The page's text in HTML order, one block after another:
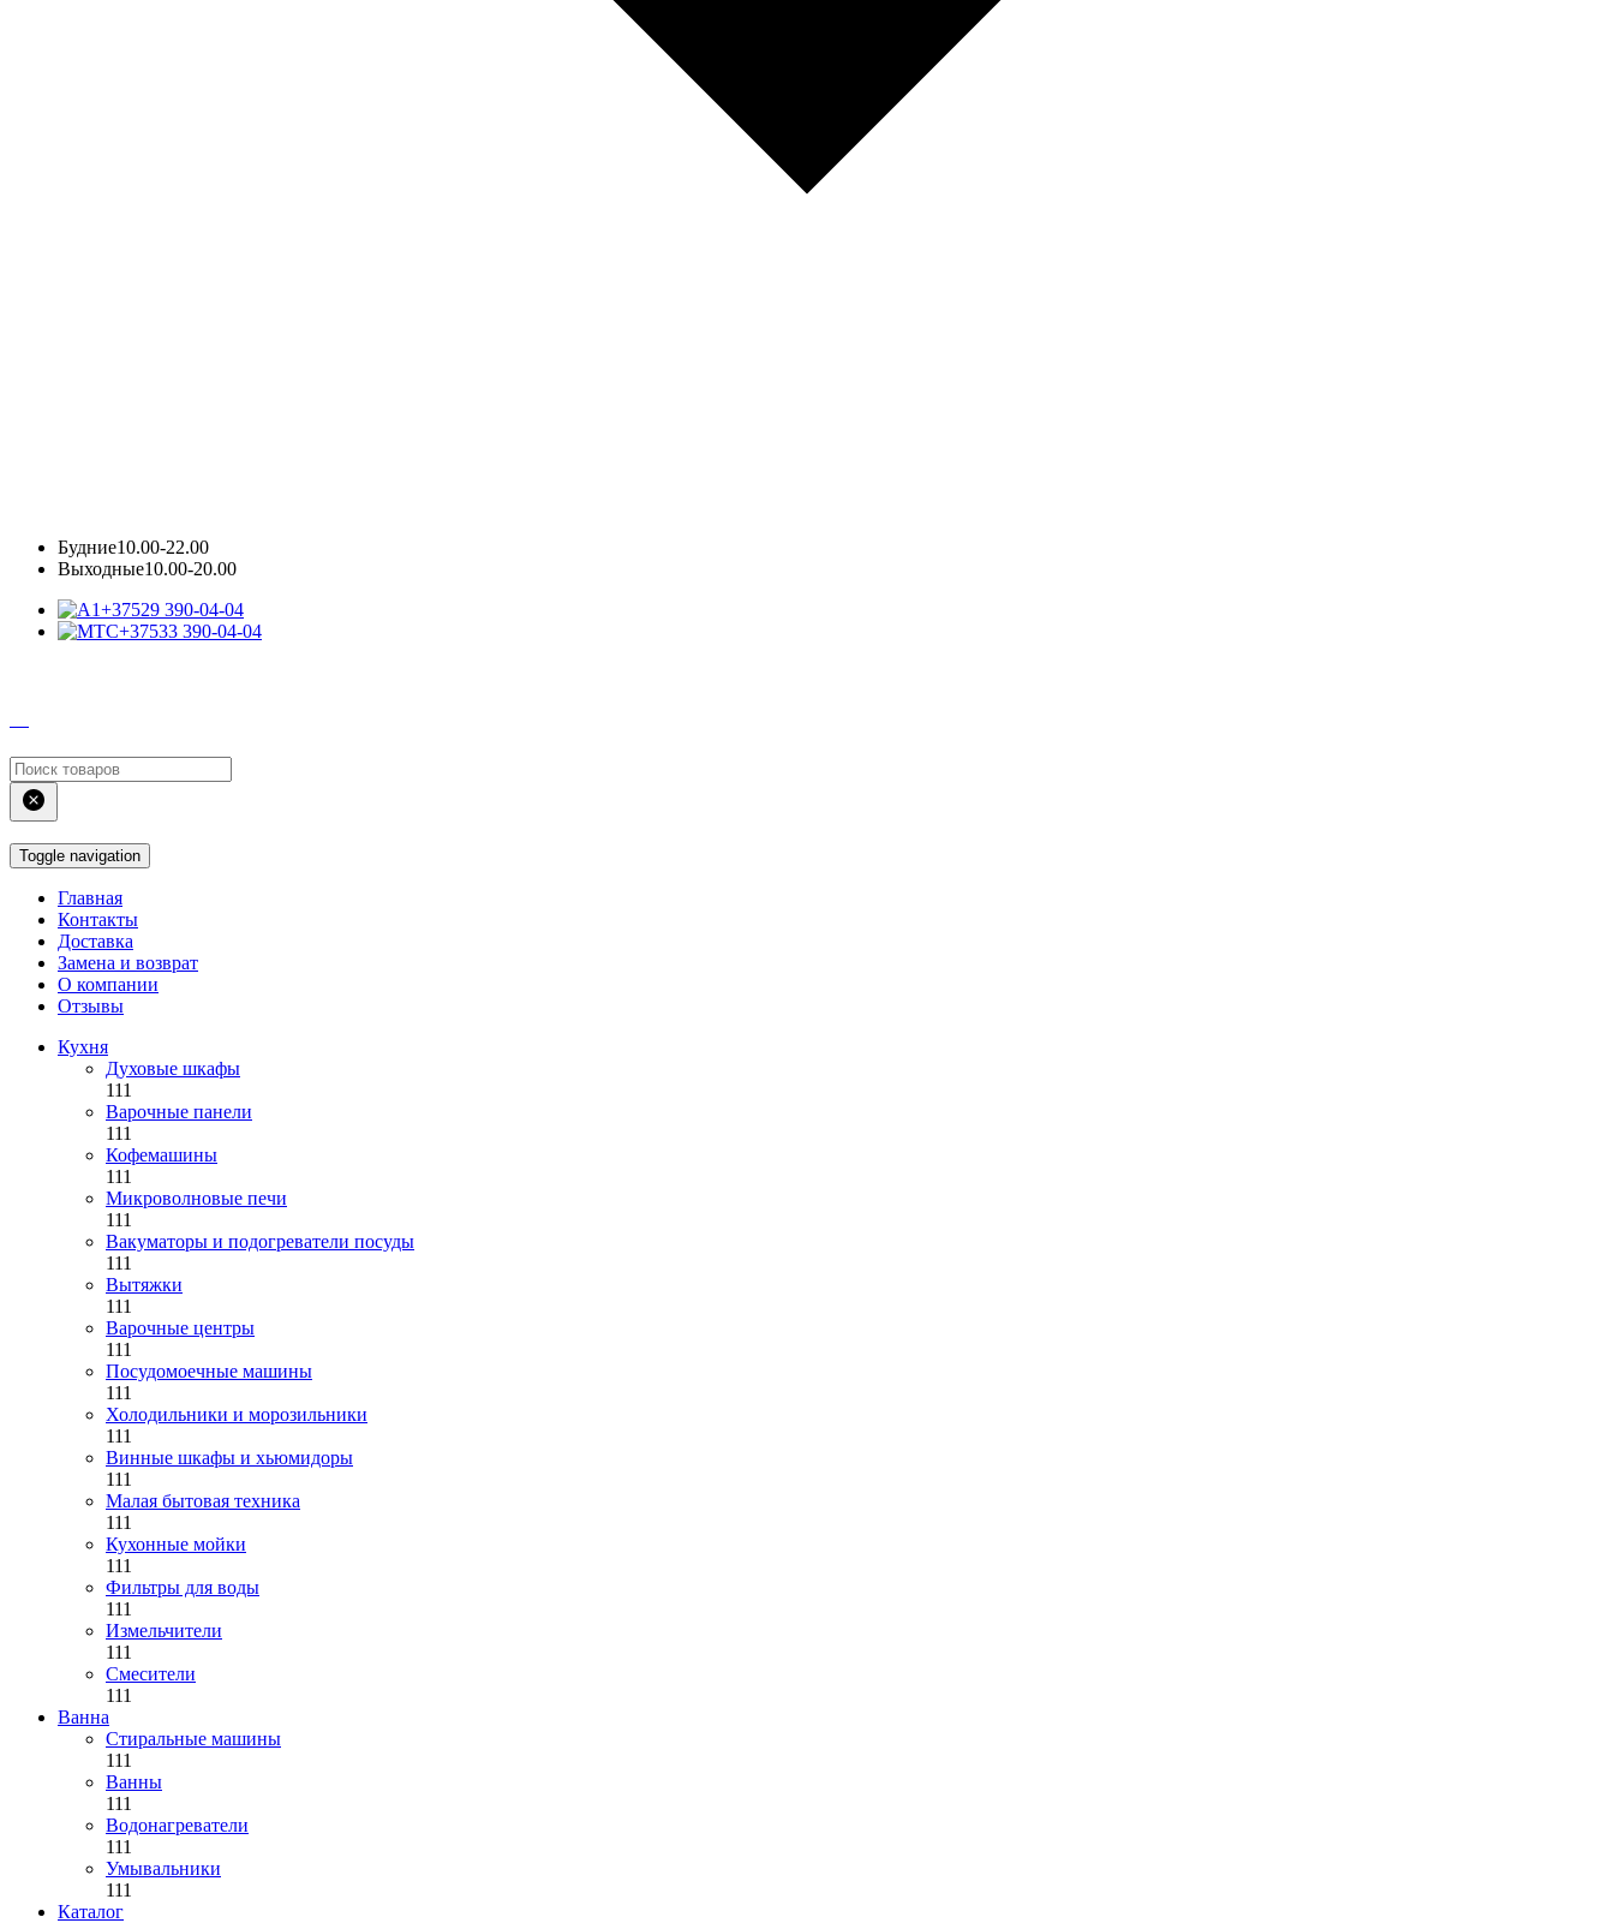
Будние10.00-22.00
Выходные10.00-20.00
+37529 390-04-04
+37533 390-04-04
Toggle navigation
Главная
Контакты
Доставка
Замена и возврат
О компании
Отзывы
Кухня
Духовые шкафы
111
Варочные панели
111
Кофемашины
111
Микроволновые печи
111
Вакуматоры и подогреватели посуды
111
Вытяжки
111
Варочные центры
111
Посудомоечные машины
111
Холодильники и морозильники
111
Винные шкафы и хьюмидоры
111
Малая бытовая техника
111
Кухонные мойки
111
Фильтры для воды
111
Измельчители
111
Смесители
111
Ванна
Стиральные машины
111
Ванны
111
Водонагреватели
111
Умывальники
111
Каталог